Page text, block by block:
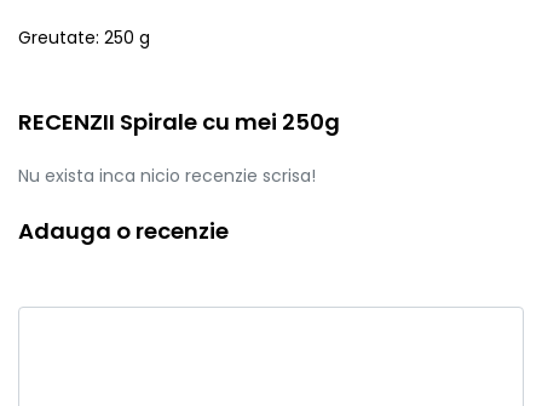
Greutate: 250 g
RECENZII Spirale cu mei 250g
Nu exista inca nicio recenzie scrisa!
Adauga o recenzie